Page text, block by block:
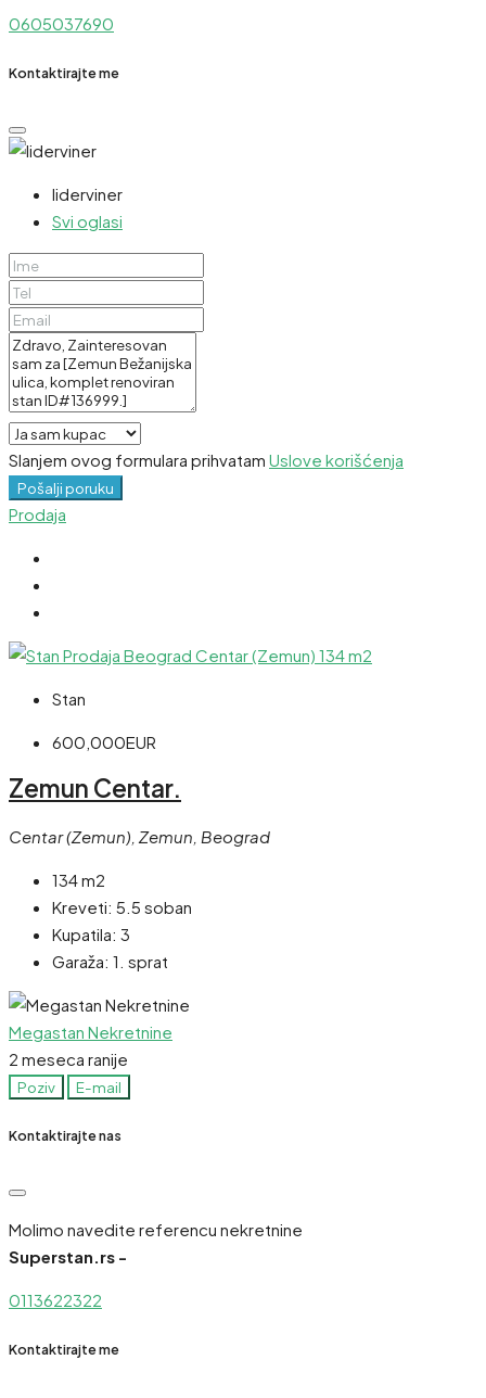
0605037690
Kontaktirajte me
liderviner
Svi oglasi
Slanjem ovog formulara prihvatam Uslove korišćenja
Pošalji poruku
Prodaja
Stan
600,000EUR
Zemun Centar.
Centar (Zemun), Zemun, Beograd
134 m2
Kreveti: 5.5 soban
Kupatila: 3
Garaža: 1. sprat
Megastan Nekretnine
2 meseca ranije
Poziv E-mail
Kontaktirajte nas
Molimo navedite referencu nekretnine
Superstan.rs -
0113622322
Kontaktirajte me